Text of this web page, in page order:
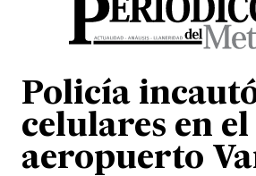
Policía incautó
celulares en el
aeropuerto